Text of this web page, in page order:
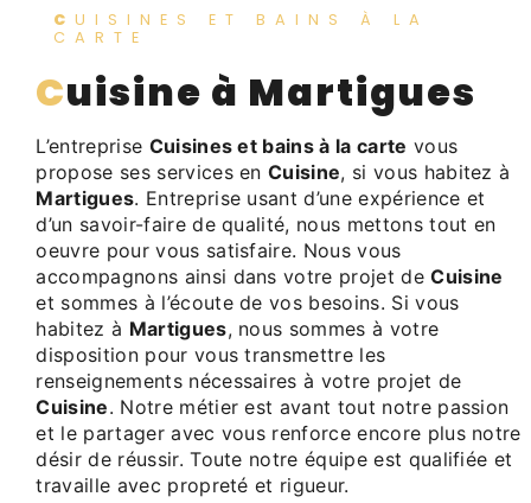
CUISINES ET BAINS À LA
CARTE
Cuisine à Martigues
L’entreprise Cuisines et bains à la carte vous
propose ses services enCuisine, si vous habitez à
Martigues. Entreprise usant d’une expérience et
d’un savoir-faire de qualité, nous mettons tout en
oeuvre pour vous satisfaire. Nous vous
accompagnons ainsi dans votre projet deCuisine
et sommes à l’écoute de vos besoins. Si vous
habitez à Martigues, nous sommes à votre
disposition pour vous transmettre les
renseignements nécessaires à votre projet de
Cuisine. Notre métier est avant tout notre passion
et le partager avec vous renforce encore plus notre
désir de réussir. Toute notre équipe est qualifiée et
travaille avec propreté et rigueur.